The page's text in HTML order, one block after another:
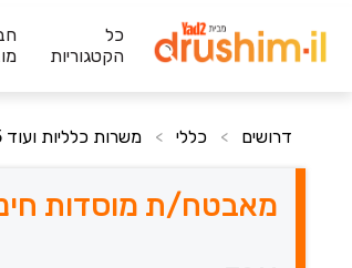
כל
הקטגוריות
דרושים > כללי > משרות כלליות ועוד 5 תחומים
מאבטח/ת מוסדות חינוך